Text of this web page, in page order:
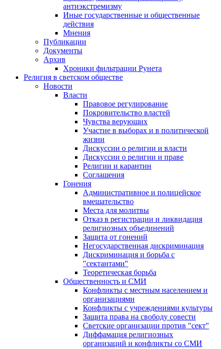
антиэкстремизму
Иные государственные и общественные
действия
Мнения
Публикации
Документы
Архив
Хроники фильтрации Рунета
Религия в светском обществе
Новости
Власти
Правовое регулирование
Покровительство властей
Чувства верующих
Участие в выборах и в политической
жизни
Дискуссии о религии и власти
Дискуссии о религии и праве
Религии и карантин
Соглашения
Гонения
Административное и полицейское
вмешательство
Места для молитвы
Отказ в регистрации и ликвидация
религиозных объединений
Защита от гонений
Негосударственная дискриминация
Дискриминация и борьба с
"сектантами"
Теоретическая борьба
Общественность и СМИ
Конфликты с местным населением и
организациями
Конфликты с учреждениями культуры
Защита права на свободу совести
Светские организации против "сект"
Диффамация религиозных
организаций и конфликты со СМИ